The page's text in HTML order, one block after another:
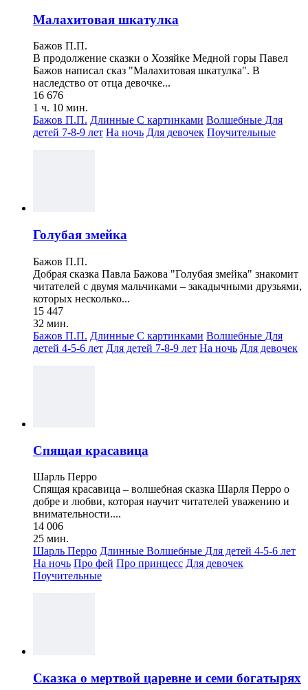
Малахитовая шкатулка
Бажов П.П.
В продолжение сказки о Хозяйке Медной горы Павел
Бажов написал сказ "Малахитовая шкатулка". В
наследство от отца девочке...
16 676
1 ч. 10 мин.
Бажов П.П. Длинные С картинками Волшебные Для
детей 7-8-9 лет На ночь Для девочек Поучительные
Голубая змейка
Бажов П.П.
Добрая сказка Павла Бажова "Голубая змейка" знакомит
читателей с двумя мальчиками – закадычными друзьями,
которых несколько...
15 447
32 мин.
Бажов П.П. Длинные С картинками Волшебные Для
детей 4-5-6 лет Для детей 7-8-9 лет На ночь Для девочек
Спящая красавица
Шарль Перро
Спящая красавица – волшебная сказка Шарля Перро о
добре и любви, которая научит читателей уважению и
внимательности....
14 006
25 мин.
Шарль Перро Длинные Волшебные Для детей 4-5-6 лет
На ночь Про фей Про принцесс Для девочек
Поучительные
Сказка о мертвой царевне и семи богатырях